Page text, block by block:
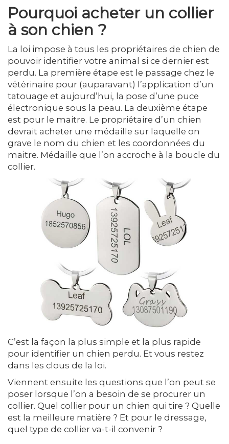
Pourquoi acheter un collier
à son chien ?
La loi impose à tous les propriétaires de chien de
pouvoir identifier votre animal si ce dernier est
perdu. La première étape est le passage chez le
vétérinaire pour (auparavant) l’application d’un
tatouage et aujourd’hui, la pose d’une puce
électronique sous la peau. La deuxième étape
est pour le maitre. Le propriétaire d’un chien
devrait acheter une médaille sur laquelle on
grave le nom du chien et les coordonnées du
maitre. Médaille que l’on accroche à la boucle du
collier.
C’est la façon la plus simple et la plus rapide
pour identifier un chien perdu. Et vous restez
dans les clous de la loi.
Viennent ensuite les questions que l’on peut se
poser lorsque l’on a besoin de se procurer un
collier. Quel collier pour un chien qui tire ? Quelle
est la meilleure matière ? Et pour le dressage,
quel type de collier va-t-il convenir ?